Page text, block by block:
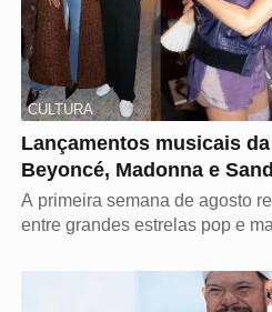
CULTURA
Lançamentos musicais
Beyoncé, Madonna e
A primeira semana de agosto
entre grandes estrelas pop e